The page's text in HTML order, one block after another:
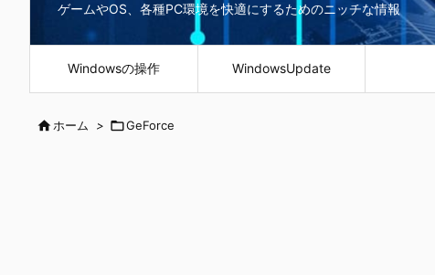
ゲームやOS、各種PC環境を快適にするためのニッチな情報
Windowsの操作 WindowsUpdate
ホーム > GeForce